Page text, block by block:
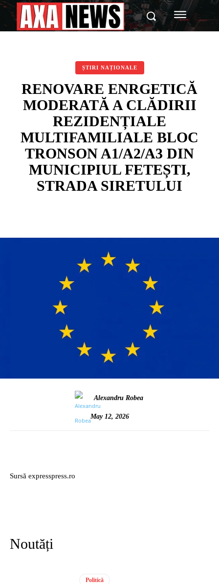
ȘTIRI NAȚIONALE
RENOVARE ENRGETICĂ
MODERATĂ A CLĂDIRII
REZIDENȚIALE
MULTIFAMILIALE BLOC
TRONSON A1/A2/A3 DIN
MUNICIPIUL FETEȘTI,
STRADA SIRETULUI
Alexandru Robea
May 12, 2026
Sursă expresspress.ro
Noutăți
Politică